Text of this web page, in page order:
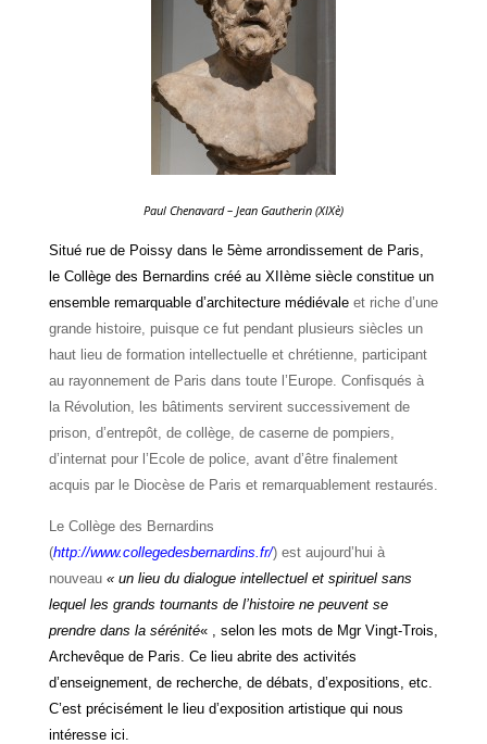
Paul Chenavard – Jean Gautherin (XIXè)
Situé rue de Poissy dans le 5ème arrondissement de Paris,
le Collège des Bernardins créé au XIIème siècle constitue un
ensemble remarquable d’architecture médiévaleet riche d’une
grande histoire, puisque ce fut pendant plusieurs siècles un
haut lieu de formation intellectuelle et chrétienne, participant
au rayonnement de Paris dans toute l’Europe. Confisqués à
la Révolution, les bâtiments servirent successivement de
prison, d’entrepôt, de collège, de caserne de pompiers,
d’internat pour l’Ecole de police, avant d’être finalement
acquis par le Diocèse de Paris et remarquablement restaurés.
Le Collège des Bernardins
(http://www.collegedesbernardins.fr/) est aujourd’hui à
nouveau« un lieu du dialogue intellectuel et spirituel sans
lequel les grands tournants de l’histoire ne peuvent se
prendre dans la sérénité« , selon les mots de Mgr Vingt-Trois,
Archevêque de Paris. Ce lieu abrite des activités
d’enseignement, de recherche, de débats, d’expositions, etc.
C’est précisément le lieu d’exposition artistique qui nous
intéresse ici.